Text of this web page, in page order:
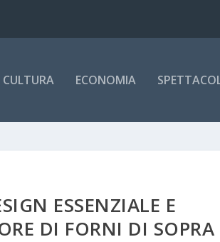
CULTURA ECONOMIA
ESSENZIALE E
DI FORNI DI SOPRA